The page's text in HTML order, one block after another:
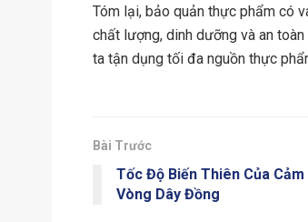
Tóm lại, bảo quản thực phẩm có
chất lượng, dinh dưỡng và an
ta tận dụng tối đa nguồn thực
Bài Trước
Tốc Độ Biến Thiên Của
Vòng Dây Đồng